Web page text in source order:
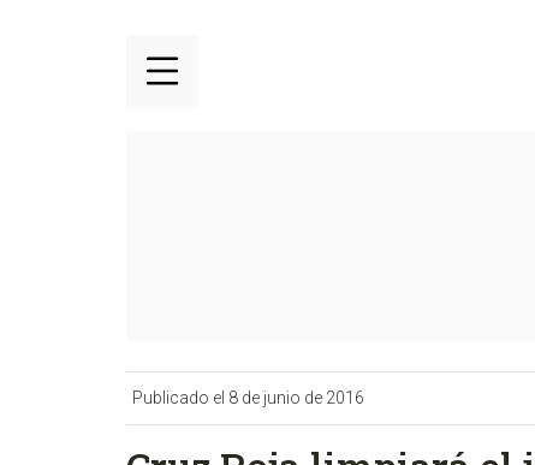
Publicado el 8 de junio de 2016